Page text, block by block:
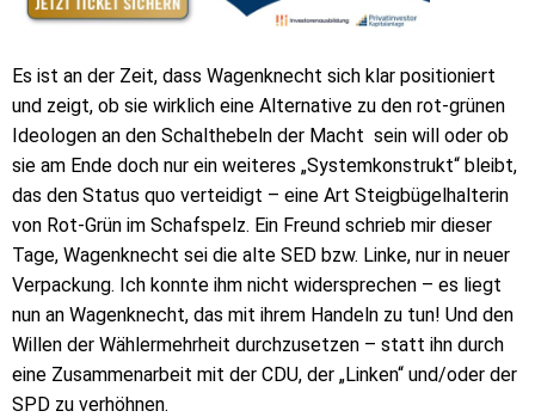
Es ist an der Zeit, dass Wagenknecht sich klar positioniert
und zeigt, ob sie wirklich eine Alternative zu den rot-grünen
Ideologen an den Schalthebeln der Macht sein will oder ob
sie am Ende doch nur ein weiteres „Systemkonstrukt“ bleibt,
das den Status quo verteidigt – eine Art Steigbügelhalterin
von Rot-Grün im Schafspelz. Ein Freund schrieb mir dieser
Tage, Wagenknecht sei die alte SED bzw. Linke, nur in neuer
Verpackung. Ich konnte ihm nicht widersprechen – es liegt
nun an Wagenknecht, das mit ihrem Handeln zu tun! Und den
Willen der Wählermehrheit durchzusetzen – statt ihn durch
eine Zusammenarbeit mit der CDU, der „Linken“ und/oder der
SPD zu verhöhnen.